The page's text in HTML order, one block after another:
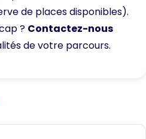
de places disponibles).
? Contactez-nous
de votre parcours.